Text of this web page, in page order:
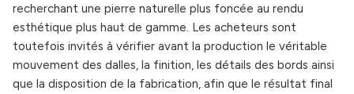
recherchant une pierre naturelle plus foncée au rendu
esthétique plus haut de gamme. Les acheteurs sont
toutefois invités à vérifier avant la production le véritable
mouvement des dalles, la finition, les détails des bords ainsi
que la disposition de la fabrication, afin que le résultat final